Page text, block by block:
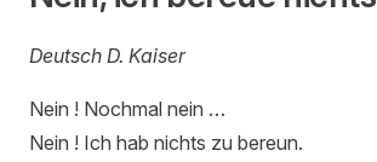
Deutsch D. Kaiser
Nein ! Nochmal nein …
Nein ! Ich hab nichts zu bereun.